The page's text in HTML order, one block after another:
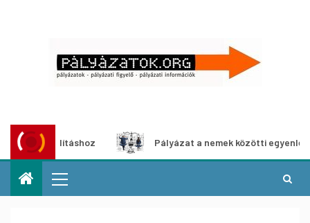
kiállításhoz Pályázat a nemek közötti egyenlőség